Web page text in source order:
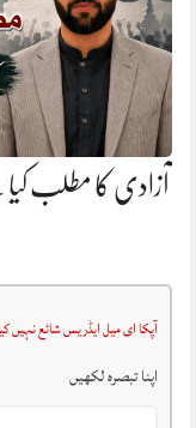
آزادی کا مطلب کیا
آپکا ای میل ایڈریس شائع نہیں
اپنا تبصرہ لکھیں